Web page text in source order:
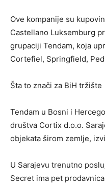
Ove kompanije su
Castellano Luksemburg
grupaciji Tendam, koja
Cortefiel, Springfield,
Šta to znači za BiH tržište
Tendam u Bosni i
društva Cortix d.o.o.
objekata širom zemlje,
U Sarajevu trenutno
Secret ima pet